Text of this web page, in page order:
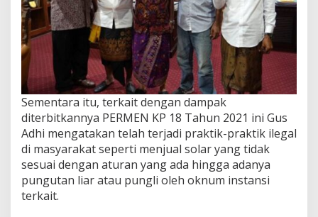
Sementara itu, terkait dengan dampak
diterbitkannya PERMEN KP 18 Tahun 2021 ini Gus
Adhi mengatakan telah terjadi praktik-praktik ilegal
di masyarakat seperti menjual solar yang tidak
sesuai dengan aturan yang ada hingga adanya
pungutan liar atau pungli oleh oknum instansi
terkait.